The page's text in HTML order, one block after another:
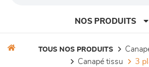
NOS PRODUITS
TOUS NOS PRODUITS
canapé tissu
3